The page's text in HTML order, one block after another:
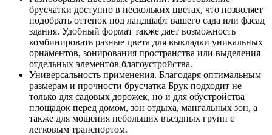
брусчатки доступно в нескольких цветах, что позволяет
подобрать оттенок под ландшафт вашего сада или фасад
здания. Удобный формат также дает возможность
комбинировать разные цвета для выкладки уникальных
орнаментов, зонирования пространства или выделения
отдельных элементов благоустройства.
Универсальность применения. Благодаря оптимальным
размерам и прочности брусчатка Брук подходит не
только для садовых дорожек, но и для обустройства
площадок перед домом, зон отдыха, мангальных зон, а
также для мощения небольших въездных групп с
легковым транспортом.